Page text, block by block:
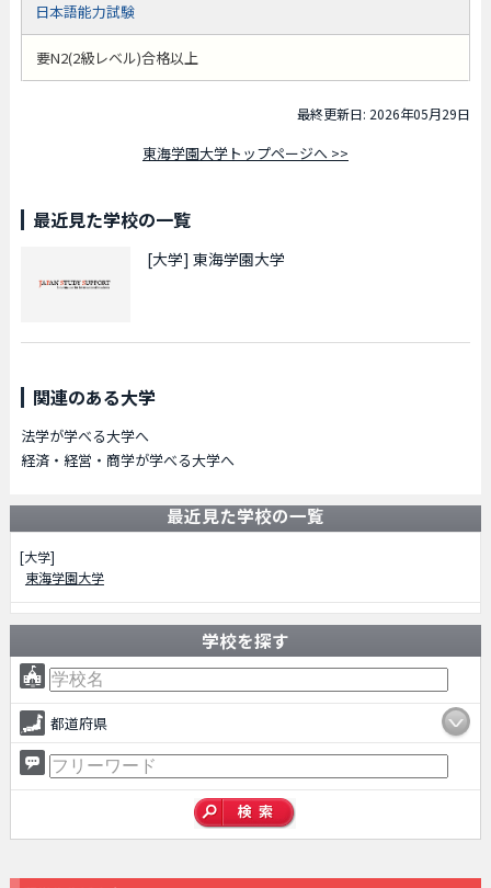
日本語能力試験
要N2(2級レベル)合格以上
最終更新日: 2026年05月29日
東海学園大学トップページへ >>
最近見た学校の一覧
[大学] 東海学園大学
関連のある大学
法学が学べる大学へ
経済・経営・商学が学べる大学へ
最近見た学校の一覧
[大学]
東海学園大学
学校を探す
都道府県